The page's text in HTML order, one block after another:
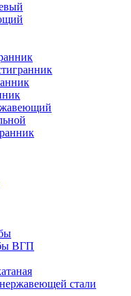
ВГП
стали